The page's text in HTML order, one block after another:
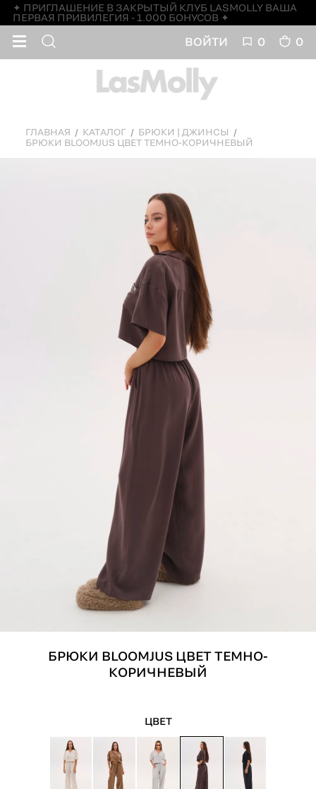
✦ ПРИГЛАШЕНИЕ В ЗАКРЫТЫЙ КЛУБ LASMOLLY ВАША
ПЕРВАЯ ПРИВИЛЕГИЯ - 1.000 БОНУСОВ ✦
ВОЙТИ 0 0
ГЛАВНАЯ КАТАЛОГ
БРЮКИ | ДЖИНСЫ
БРЮКИ BLOOMJUS ЦВЕТ ТЕМНО-КОРИЧНЕВЫЙ
БРЮКИ BLOOMJUS ЦВЕТ ТЕМНО-
КОРИЧНЕВЫЙ
ЦВЕТ